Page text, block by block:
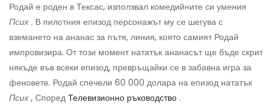
Родай е роден в Тексас, използвал комедийните си умения
Псих . В пилотния епизод персонажът му се шегува с
вземането на ананас за пътя, линия, която самият Родай
импровизира. От този момент нататък ананасът ще бъде скрит
някъде във всеки епизод, превръщайки се в забавна игра за
феновете. Родай спечели 60 000 долара на епизод нататък
Псих , Според Телевизионно ръководство .